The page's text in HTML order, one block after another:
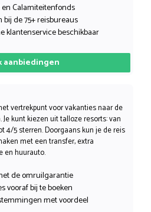
en Calamiteitenfonds
de 75+ reisbureaus
klantenservice beschikbaar
aanbiedingen
vertrekpunt voor vakanties naar de
Je kunt kiezen uit talloze resorts: van
4/5 sterren. Doorgaans kun je de reis
met een transfer, extra
en huurauto.
de omruilgarantie
vooraf bij te boeken
met voordeel